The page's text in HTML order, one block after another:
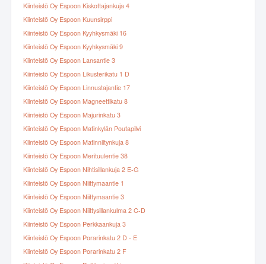
Kiinteistö Oy Espoon Kiskottajankuja 4
Kiinteistö Oy Espoon Kuunsirppi
Kiinteistö Oy Espoon Kyyhkysmäki 16
Kiinteistö Oy Espoon Kyyhkysmäki 9
Kiinteistö Oy Espoon Lansantie 3
Kiinteistö Oy Espoon Likusterikatu 1 D
Kiinteistö Oy Espoon Linnustajantie 17
Kiinteistö Oy Espoon Magneettikatu 8
Kiinteistö Oy Espoon Majurinkatu 3
Kiinteistö Oy Espoon Matinkylän Poutapilvi
Kiinteistö Oy Espoon Matinniitynkuja 8
Kiinteistö Oy Espoon Merituulentie 38
Kiinteistö Oy Espoon Nihtisillankuja 2 E-G
Kiinteistö Oy Espoon Niittymaantie 1
Kiinteistö Oy Espoon Niittymaantie 3
Kiinteistö Oy Espoon Niittysillankulma 2 C-D
Kiinteistö Oy Espoon Perkkaankuja 3
Kiinteistö Oy Espoon Porarinkatu 2 D - E
Kiinteistö Oy Espoon Porarinkatu 2 F